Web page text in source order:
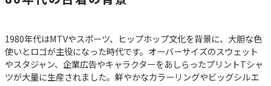
1980年代はMTVやスポーツ、ヒップホップ文化を背景に、大胆な色
使いとロゴが主役になった時代です。オーバーサイズのスウェット
やスタジャン、企業広告やキャラクターをあしらったプリントTシャ
ツが大量に生産されました。鮮やかなカラーリングやビッグシルエ